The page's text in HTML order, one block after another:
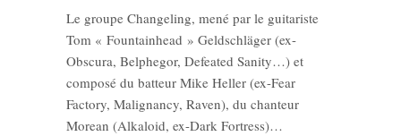
Le groupe Changeling, mené par le guitariste
Tom « Fountainhead » Geldschläger (ex-
Obscura, Belphegor, Defeated Sanity…) et
composé du batteur Mike Heller (ex-Fear
Factory, Malignancy, Raven), du chanteur
Morean (Alkaloid, ex-Dark Fortress)…